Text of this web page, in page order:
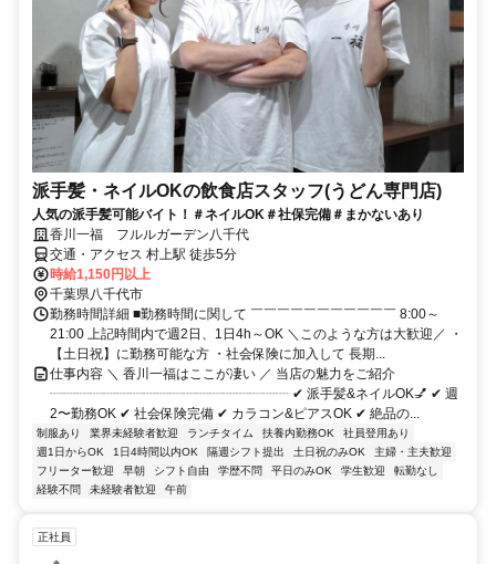
派手髪・ネイルOKの飲食店スタッフ(うどん専門店)
人気の派手髪可能バイト！＃ネイルOK＃社保完備＃まかないあり
香川一福 フルルガーデン八千代
交通・アクセス 村上駅 徒歩5分
時給1,150円以上
千葉県八千代市
勤務時間詳細 ■勤務時間に関して ￣￣￣￣￣￣￣￣￣￣￣ 8:00～
21:00 上記時間内で週2日、1日4h～OK ＼このような方は大歓迎／ ・
【土日祝】に勤務可能な方 ・社会保険に加入して 長期...
仕事内容 ＼ 香川一福はここが凄い ／ 当店の魅力をご紹介
┈┈┈┈┈┈┈┈┈┈┈┈┈┈┈┈┈┈ ✔ 派手髪&ネイルOK💅 ✔ 週
2〜勤務OK ✔ 社会保険完備 ✔ カラコン&ピアスOK ✔ 絶品の...
制服あり 業界未経験者歓迎 ランチタイム 扶養内勤務OK
社員登用あり
週1日からOK
1日4時間以内OK 隔週シフト提出 土日祝のみOK
主婦・主夫歓迎
フリーター歓迎
早朝 シフト自由 学歴不問 平日のみOK 学生歓迎
転勤なし
経験不問
未経験者歓迎 午前
正社員